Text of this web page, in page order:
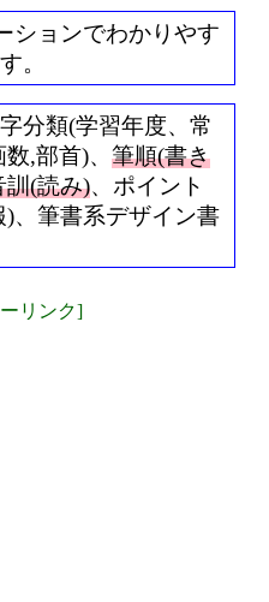
ションでわかりやす
。
分類(学習年度、常
,部首)、 筆順(書き
訓(読み)、ポイント
、筆書系デザイン書
リンク]